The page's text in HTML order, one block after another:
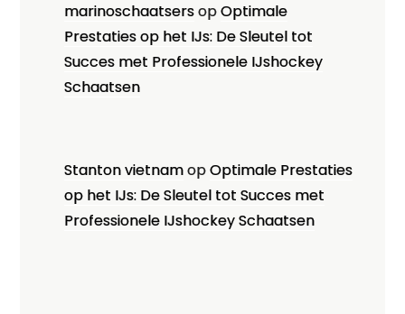
marinoschaatsersopOptimale
Prestaties op het IJs: De Sleutel tot
Succes met Professionele IJshockey
Schaatsen
Stanton vietnamopOptimale Prestaties
op het IJs: De Sleutel tot Succes met
Professionele IJshockey Schaatsen